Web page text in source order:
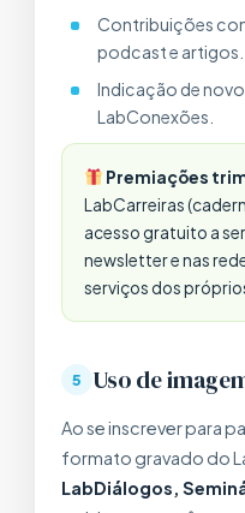
Contribuições
podcast e artigos.
Indicação de
LabConexões.
Premiações
LabCarreiras
acesso gratuito a
newsletter e nas
serviços dos
5 Uso de
Ao se inscrever para
formato gravado do
LabDiálogos,